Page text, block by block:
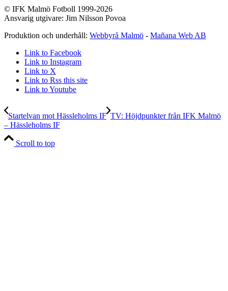
© IFK Malmö Fotboll 1999-2026
Ansvarig utgivare: Jim Nilsson Povoa
Produktion och underhåll: Webbyrå Malmö - Mañana Web AB
Link to Facebook
Link to Instagram
Link to X
Link to Rss this site
Link to Youtube
Startelvan mot Hässleholms IF TV: Höjdpunkter från IFK Malmö
– Hässleholms IF
Scroll to top